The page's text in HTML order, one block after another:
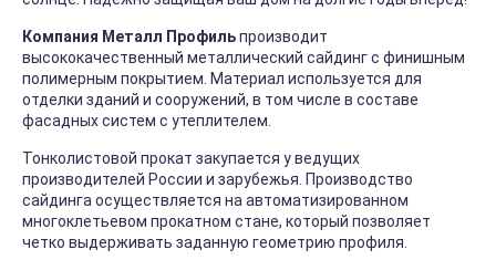
Компания Металл Профильпроизводит
высококачественный металлический сайдинг с финишным
полимерным покрытием. Материал используется для
отделки зданий и сооружений, в том числе в составе
фасадных систем с утеплителем.
Тонколистовой прокат закупается у ведущих
производителей России и зарубежья. Производство
сайдинга осуществляется на автоматизированном
многоклетьевом прокатном стане, который позволяет
четко выдерживать заданную геометрию профиля.